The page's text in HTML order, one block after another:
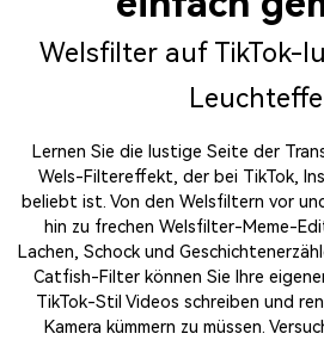
Welsfilter auf TikTok-
Lernen Sie die lustige Seite der
Wels-Filtereffekt, der bei TikTok,
beliebt ist. Von den Welsfiltern vor
hin zu frechen Welsfilter-Meme-
Lachen, Schock und
Catfish-Filter können Sie Ihre
TikTok-Stil Videos schreiben und
Kamera kümmern zu müssen.